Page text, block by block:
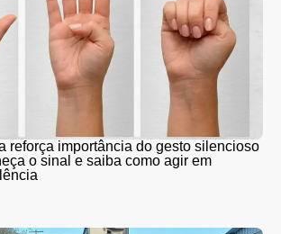
reforça importância do gesto silencioso
o sinal e saiba como agir em